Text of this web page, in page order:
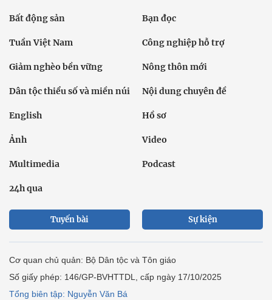
Bất động sản Bạn đọc
Tuần Việt Nam Công nghiệp hỗ trợ
Giảm nghèo bền vững Nông thôn mới
Dân tộc thiểu số và miền núi Nội dung chuyên đề
English Hồ sơ
Ảnh Video
Multimedia Podcast
24h qua
Tuyến bài Sự kiện
Cơ quan chủ quản: Bộ Dân tộc và Tôn giáo
Số giấy phép: 146/GP-BVHTTDL, cấp ngày 17/10/2025
Tổng biên tập: Nguyễn Văn Bá